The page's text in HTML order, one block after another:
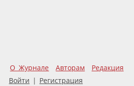
О Журнале Авторам
Редакция
Войти | Регистрация